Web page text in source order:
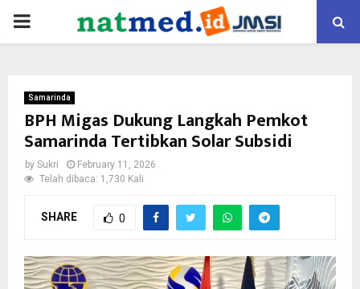
PRIMARY
Samarinda
BPH Migas Dukung Langkah Pemkot
Samarinda Tertibkan Solar Subsidi
by Sukri
February 11, 2026
Telah dibaca: 1,730 Kali
SHARE 0